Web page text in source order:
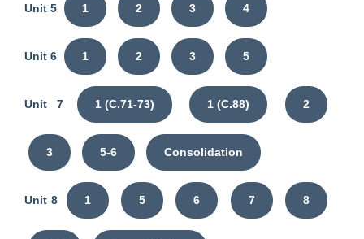
Unit 5 1 2 3 4
Unit 6 1 2 3 5
Unit 7 1 (C.71-73) 1 (C.88) 2
3 5-6 Consolidation
Unit 8 1 5 6 7 8